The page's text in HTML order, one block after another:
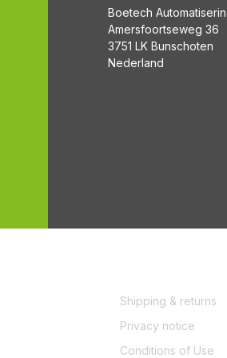
Boetech
Amersfoortseweg 36
3751 LK Bunschoten
Nederland
Shipping & returns
Privacy notice
Conditions of Use